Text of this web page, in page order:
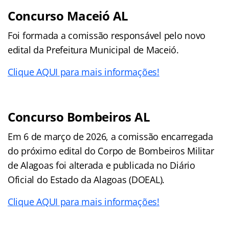
Concurso Maceió AL
Foi formada a comissão responsável pelo novo
edital da Prefeitura Municipal de Maceió.
Clique AQUI para mais informações!
Concurso Bombeiros AL
Em 6 de março de 2026, a comissão encarregada
do próximo edital do Corpo de Bombeiros Militar
de Alagoas foi alterada e publicada no Diário
Oficial do Estado da Alagoas (DOEAL).
Clique AQUI para mais informações!